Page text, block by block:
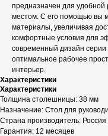
предназначен для
местом. С его помощью вы
материалы, увеличивая
комфортные условия для
современный дизайн серии
оптимальное рабочее
интерьер.
Характеристики
Характеристики
Толщина столешницы: 38 мм
Назначение: Стол для
Страна производитель: Россия
Гарантия: 12 месяцев